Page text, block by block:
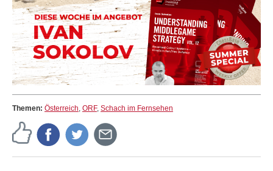
Themen: Österreich, ORF, Schach im Fernsehen